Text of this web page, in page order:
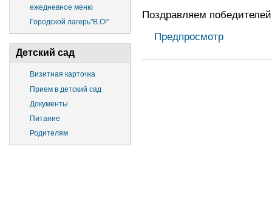
ежедневное меню
Городской лагерь"В.О!"
Детский сад
Визитная карточка
Прием в детский сад
Документы
Питание
Родителям
Поздравляем
Предпросмотр